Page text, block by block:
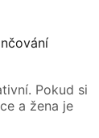
Pokud si
a žena je